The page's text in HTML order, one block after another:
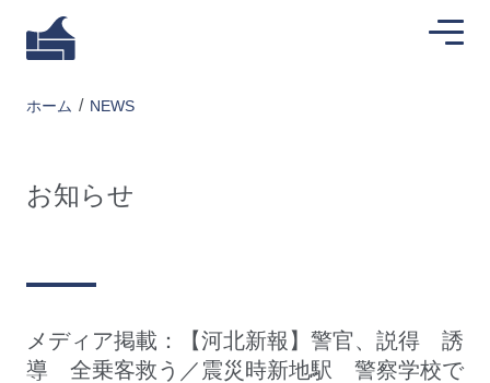
ホーム NEWS
お知らせ
メディア掲載：【河北新報】警官、説得 誘
導 全乗客救う／震災時新地駅 警察学校で